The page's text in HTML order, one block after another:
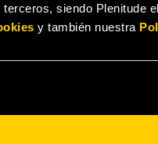
siendo Plenitude
y también nuestra